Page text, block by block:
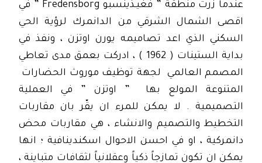
عندما زرت منطقة ” فغيـذينسبو Fredensborg ” في
اقصى الشمال الشرقي من الدانمرك لرؤية الحي
السكني الذي اعد تصاميمه يورن اوتزن ، ونفذ في
بداية الستينات ( 1962 ) ، ادركت بعمق مدى تعاطي
المصمم العالمي لجهة توظيف موروث الحضارات
المتنوعة المولع بها ” اوتزن ” في العملية
التصميمية . لا يمكن للمرء ان يقّر بان مقاربات
التخطيط والتصميم والانشاء ، هي مقاربات محض
دانمركية ، او في احسن الاحوال اسكندينافية ؛ انها
يمكن ان تكون تمازجاً ذكياً وعقلانياً لثقافات متباينة ،